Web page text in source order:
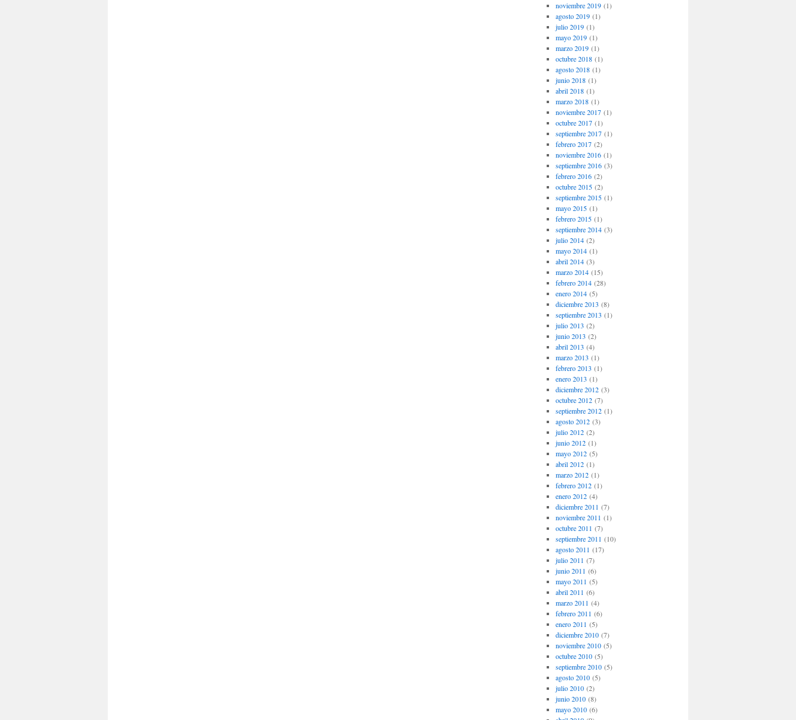
noviembre 2019(1)
agosto 2019(1)
julio 2019(1)
mayo 2019(1)
marzo 2019(1)
octubre 2018(1)
agosto 2018(1)
junio 2018(1)
abril 2018(1)
marzo 2018(1)
noviembre 2017(1)
octubre 2017(1)
septiembre 2017(1)
febrero 2017(2)
noviembre 2016(1)
septiembre 2016(3)
febrero 2016(2)
octubre 2015(2)
septiembre 2015(1)
mayo 2015(1)
febrero 2015(1)
septiembre 2014(3)
julio 2014(2)
mayo 2014(1)
abril 2014(3)
marzo 2014(15)
febrero 2014(28)
enero 2014(5)
diciembre 2013 (8)
septiembre 2013 (1)
julio 2013 (2)
junio 2013 (2)
abril 2013 (4)
marzo 2013 (1)
febrero 2013 (1)
enero 2013 (1)
diciembre 2012(3)
octubre 2012(7)
septiembre 2012(1)
agosto 2012(3)
julio 2012(2)
junio 2012(1)
mayo 2012(5)
abril 2012(1)
marzo 2012(1)
febrero 2012(1)
enero 2012(4)
diciembre 2011 (7)
noviembre 2011 (1)
octubre 2011 (7)
septiembre 2011 (10)
agosto 2011 (17)
julio 2011 (7)
junio 2011 (6)
mayo 2011 (5)
abril 2011 (6)
marzo 2011 (4)
febrero 2011 (6)
enero 2011 (5)
diciembre 2010(7)
noviembre 2010(5)
octubre 2010(5)
septiembre 2010(5)
agosto 2010(5)
julio 2010(2)
junio 2010(8)
mayo 2010(6)